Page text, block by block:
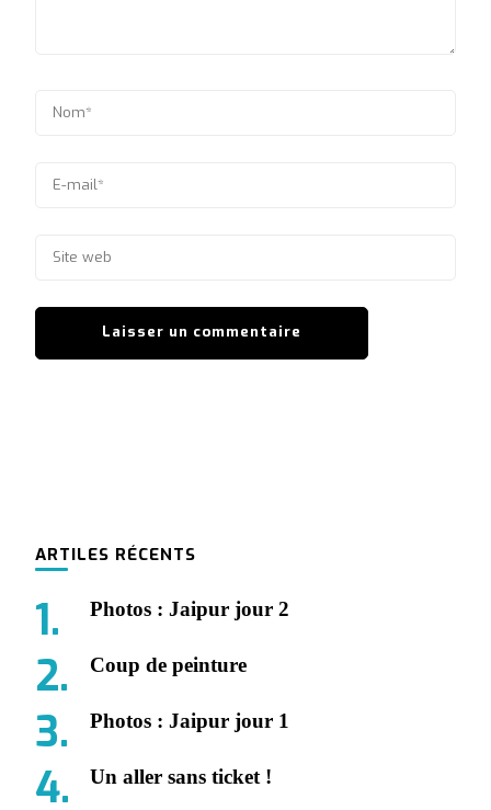
ARTILES RÉCENTS
Photos : Jaipur jour 2
Coup de peinture
Photos : Jaipur jour 1
Un aller sans ticket !